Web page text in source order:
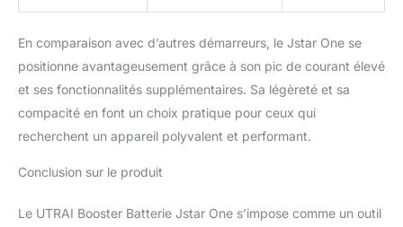
En comparaison avec d’autres démarreurs, le Jstar One se
positionne avantageusement grâce à son pic de courant élevé
et ses fonctionnalités supplémentaires. Sa légèreté et sa
compacité en font un choix pratique pour ceux qui
recherchent un appareil polyvalent et performant.
Conclusion sur le produit
Le UTRAI Booster Batterie Jstar One s’impose comme un outil